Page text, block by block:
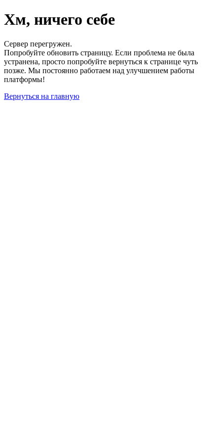
Хм, ничего себе
Сервер перегружен.
Попробуйте обновить страницу. Если проблема не была
устранена, просто попробуйте вернуться к странице чуть
позже. Мы постоянно работаем над улучшением работы
платформы!
Вернуться на главную